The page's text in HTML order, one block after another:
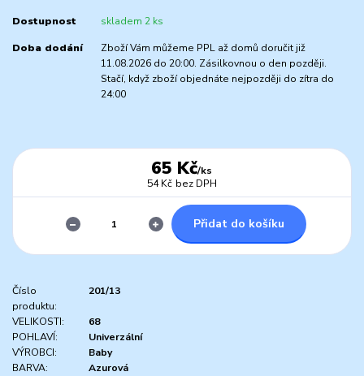
Dostupnost skladem 2 ks
Doba dodání
Zboží Vám můžeme PPL až domů doručit již
11.08.2026 do 20:00. Zásilkovnou o den později.
Stačí, když zboží objednáte nejpozději do zítra do
24:00
65 Kč/ks
54 Kč bez DPH
Přidat do košíku
Číslo
produktu:
201/13
VELIKOSTI:
68
POHLAVÍ:
Univerzální
VÝROBCI:
Baby
BARVA:
Azurová